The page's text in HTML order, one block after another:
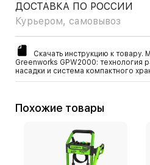
ДОСТАВКА ПО РОССИИ
Курьером, самовывоз
Скачать инструкцию к товару.
Greenworks GPW2000: технология
насадки и система компактного
Похожие товары